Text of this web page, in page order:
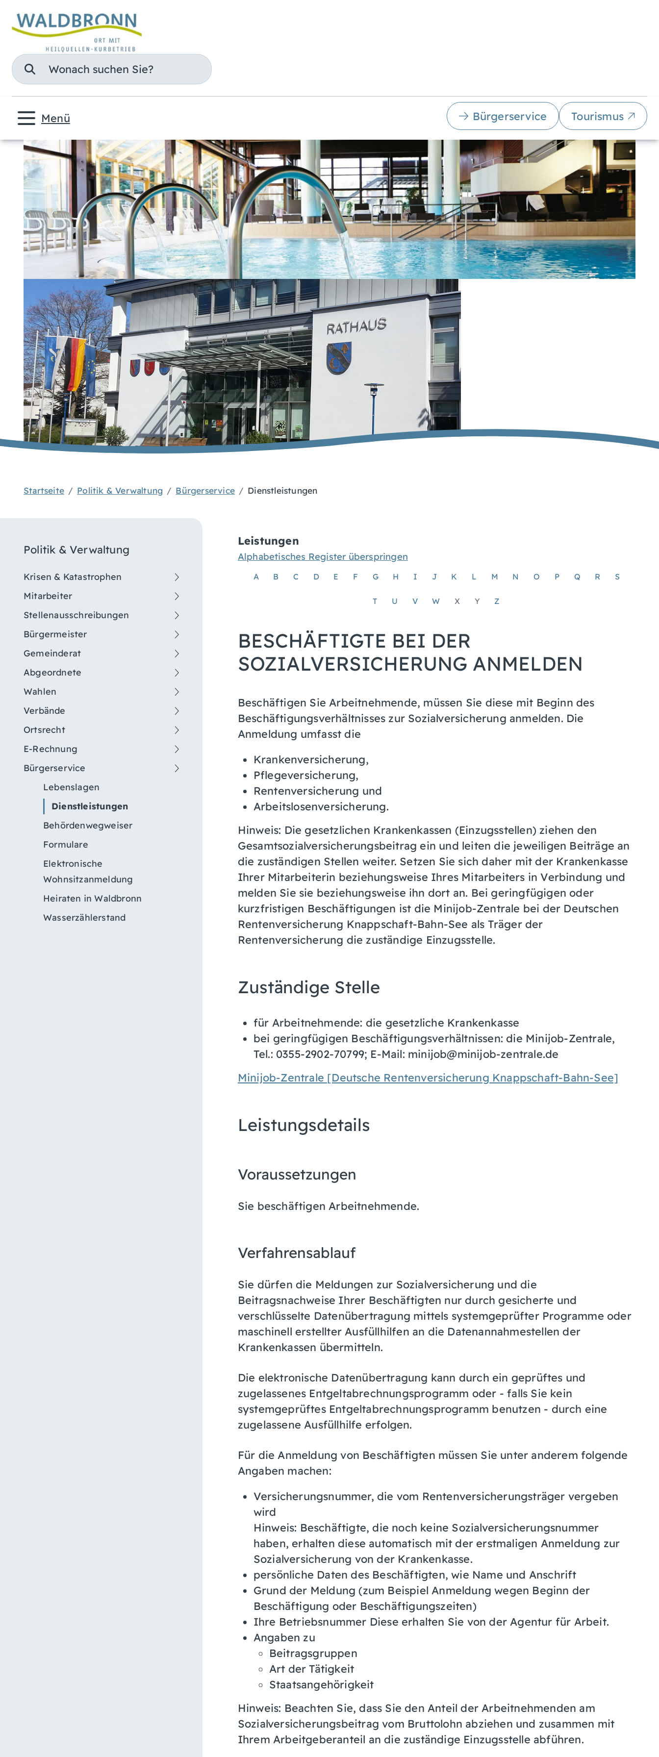
Suche
Menü Bürgerservice Tourismus
Startseite Politik & Verwaltung Bürgerservice Dienstleistungen
Politik & Verwaltung
Krisen & Katastrophen
Mitarbeiter
Stellenausschreibungen
Bürgermeister
Gemeinderat
Abgeordnete
Wahlen
Verbände
Ortsrecht
E-Rechnung
Bürgerservice
Lebenslagen
Dienstleistungen
Behördenwegweiser
Formulare
Elektronische
Wohnsitzanmeldung
Heiraten in Waldbronn
Wasserzählerstand
Leistungen
Alphabetisches Register überspringen
A B C D E F G H I J K L M N O P Q R S
T U V W X Y Z
BESCHÄFTIGTE BEI DER
SOZIALVERSICHERUNG ANMELDEN
Beschäftigen Sie Arbeitnehmende, müssen Sie diese mit Beginn des
Beschäftigungsverhältnisses zur Sozialversicherung anmelden. Die
Anmeldung umfasst die
Krankenversicherung,
Pflegeversicherung,
Rentenversicherung und
Arbeitslosenversicherung.
Hinweis: Die gesetzlichen Krankenkassen (Einzugsstellen) ziehen den
Gesamtsozialversicherungsbeitrag ein und leiten die jeweiligen Beiträge an
die zuständigen Stellen weiter. Setzen Sie sich daher mit der Krankenkasse
Ihrer Mitarbeiterin beziehungsweise Ihres Mitarbeiters in Verbindung und
melden Sie sie beziehungsweise ihn dort an. Bei geringfügigen oder
kurzfristigen Beschäftigungen ist die Minijob-Zentrale bei der Deutschen
Rentenversicherung Knappschaft-Bahn-See als Träger der
Rentenversicherung die zuständige Einzugsstelle.
Zuständige Stelle
für Arbeitnehmende: die gesetzliche Krankenkasse
bei geringfügigen Beschäftigungsverhältnissen: die Minijob-Zentrale,
Tel.: 0355-2902-70799; E-Mail: minijob@minijob-zentrale.de
Minijob-Zentrale [Deutsche Rentenversicherung Knappschaft-Bahn-See]
Leistungsdetails
Voraussetzungen
Sie beschäftigen Arbeitnehmende.
Verfahrensablauf
Sie dürfen die Meldungen zur Sozialversicherung und die
Beitragsnachweise Ihrer Beschäftigten nur durch gesicherte und
verschlüsselte Datenübertragung mittels systemgeprüfter Programme oder
maschinell erstellter Ausfüllhilfen an die Datenannahmestellen der
Krankenkassen übermitteln.
Die elektronische Datenübertragung kann durch ein geprüftes und
zugelassenes Entgeltabrechnungsprogramm oder - falls Sie kein
systemgeprüftes Entgeltabrechnungsprogramm benutzen - durch eine
zugelassene Ausfüllhilfe erfolgen.
Für die Anmeldung von Beschäftigten müssen Sie unter anderem folgende
Angaben machen:
Versicherungsnummer, die vom Rentenversicherungsträger vergeben
wird
Hinweis: Beschäftigte, die noch keine Sozialversicherungsnummer
haben, erhalten diese automatisch mit der erstmaligen Anmeldung zur
Sozialversicherung von der Krankenkasse.
persönliche Daten des Beschäftigten, wie Name und Anschrift
Grund der Meldung (zum Beispiel Anmeldung wegen Beginn der
Beschäftigung oder Beschäftigungszeiten)
Ihre Betriebsnummer Diese erhalten Sie von der Agentur für Arbeit.
Angaben zu
Beitragsgruppen
Art der Tätigkeit
Staatsangehörigkeit
Hinweis: Beachten Sie, dass Sie den Anteil der Arbeitnehmenden am
Sozialversicherungsbeitrag vom Bruttolohn abziehen und zusammen mit
Ihrem Arbeitgeberanteil an die zuständige Einzugsstelle abführen.